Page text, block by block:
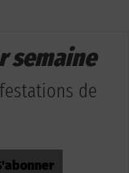
semaine
de